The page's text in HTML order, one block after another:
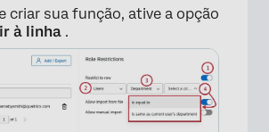
criar sua função, ative a opção
à linha .